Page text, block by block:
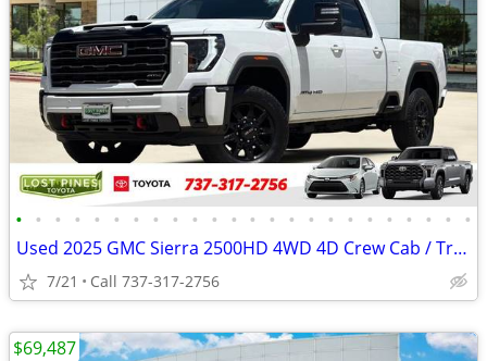
• • • • • • • • • • • • • • • • • • • • • • • •
Used 2025 GMC Sierra 2500HD 4WD 4D Crew Cab / Truck AT4
7/21 Call 737-317-2756
$69,487